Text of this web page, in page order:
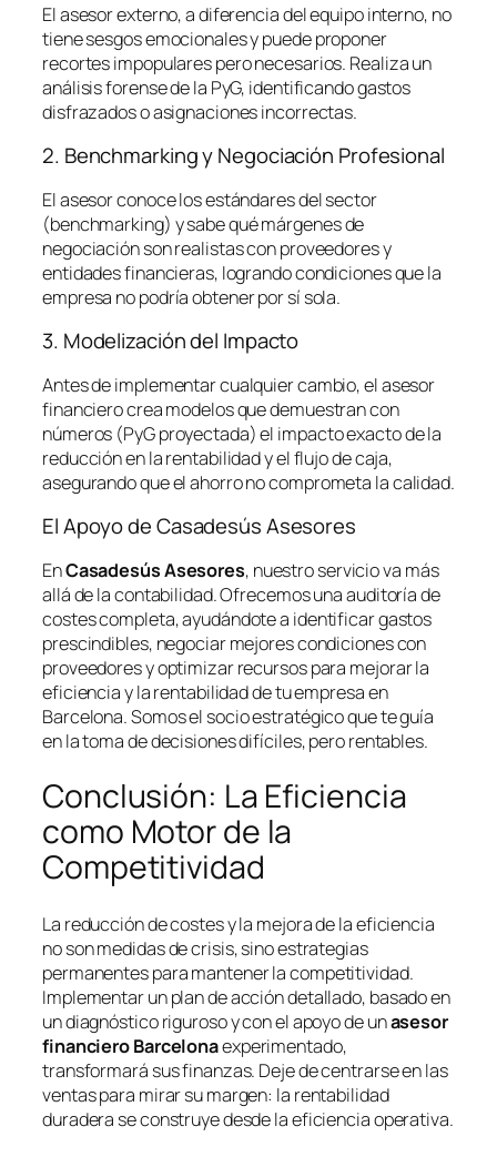
El asesor externo, a diferencia del equipo interno, no
tiene sesgos emocionales y puede proponer
recortes impopulares pero necesarios. Realiza un
análisis forense de la PyG, identificando gastos
disfrazados o asignaciones incorrectas.
2. Benchmarking y Negociación Profesional
El asesor conoce los estándares del sector
(benchmarking) y sabe qué márgenes de
negociación son realistas con proveedores y
entidades financieras, logrando condiciones que la
empresa no podría obtener por sí sola.
3. Modelización del Impacto
Antes de implementar cualquier cambio, el asesor
financiero crea modelos que demuestran con
números (PyG proyectada) el impacto exacto de la
reducción en la rentabilidad y el flujo de caja,
asegurando que el ahorro no comprometa la calidad.
El Apoyo de Casadesús Asesores
EnCasadesús Asesores, nuestro servicio va más
allá de la contabilidad. Ofrecemos una auditoría de
costes completa, ayudándote a identificar gastos
prescindibles, negociar mejores condiciones con
proveedores y optimizar recursos para mejorar la
eficiencia y la rentabilidad de tu empresa en
Barcelona. Somos el socio estratégico que te guía
en la toma de decisiones difíciles, pero rentables.
Conclusión: La Eficiencia
como Motor de la
Competitividad
La reducción de costes y la mejora de la eficiencia
no son medidas de crisis, sino estrategias
permanentes para mantener la competitividad.
Implementar un plan de acción detallado, basado en
un diagnóstico riguroso y con el apoyo de unasesor
financiero Barcelonaexperimentado,
transformará sus finanzas. Deje de centrarse en las
ventas para mirar su margen: la rentabilidad
duradera se construye desde la eficiencia operativa.